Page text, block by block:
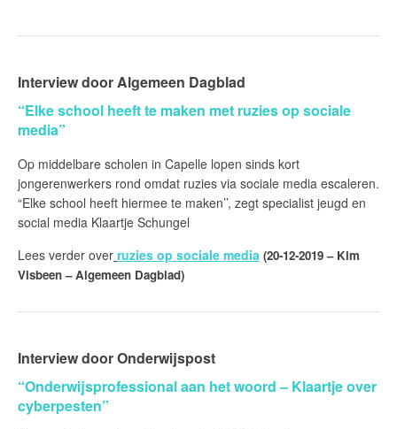
Interview door Algemeen Dagblad
“Elke school heeft te maken met ruzies op sociale
media”
Op middelbare scholen in Capelle lopen sinds kort
jongerenwerkers rond omdat ruzies via sociale media escaleren.
“Elke school heeft hiermee te maken’’, zegt specialist jeugd en
social media Klaartje Schungel
Lees verder over ruzies op sociale media (20-12-2019 – Kim
Visbeen – Algemeen Dagblad)
Interview door Onderwijspost
“Onderwijsprofessional aan het woord – Klaartje over
cyberpesten”